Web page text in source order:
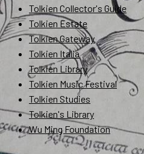
Tolkien Collector's Guide
Tolkien Estate
Tolkien Gateway
Tolkien Italia
Tolkien Library
Tolkien Music Festival
Tolkien Studies
Tolkien's Library
Wu Ming Foundation